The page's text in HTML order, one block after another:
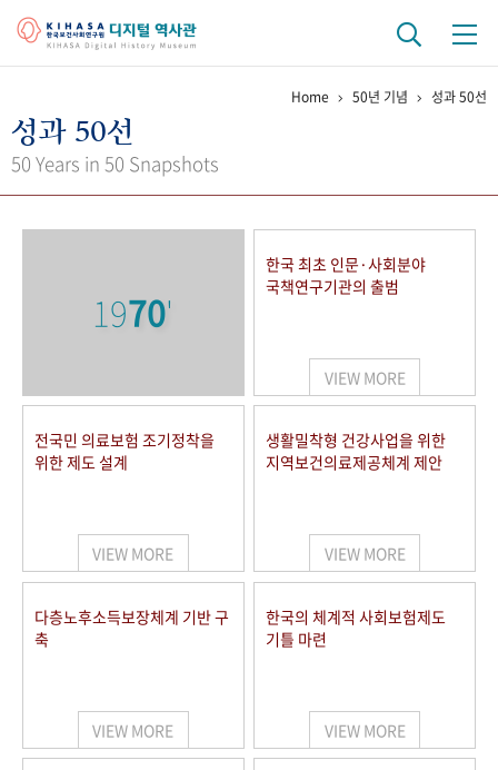
걸어온 길 기관 변천사
키워드로 보는 연구 역사
연구자들
사진 아카이브 문서 기록물 행정박물 영상 기록물
50+1 주년 기념
세계와 함께 한 KIHASA
VR 역사관
Home 50년 기념 성과 50선
성과 50선
50 Years in 50 Snapshots
1970'
한국 최초 인문·사회분야
국책연구기관의 출범
VIEW MORE
전국민 의료보험 조기정착을
위한 제도 설계
VIEW MORE
생활밀착형 건강사업을 위한
지역보건의료제공체계 제안
VIEW MORE
다층노후소득보장체계 기반 구
축
VIEW MORE
한국의 체계적 사회보험제도
기틀 마련
VIEW MORE